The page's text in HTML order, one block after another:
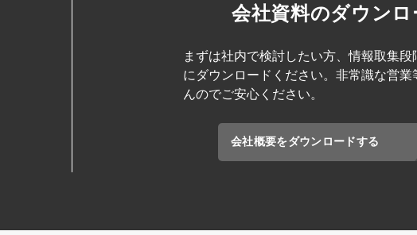
会社資料のダウンロ
まずは社内で検討したい方、情報取集段
にダウンロードください。非常識な営業
んのでご安心ください。
会社概要をダウンロードする